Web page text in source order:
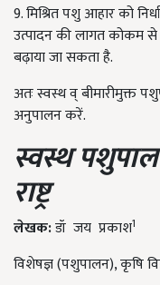
9. मिश्रित पशु आहार को
उत्पादन की लागत कोकम
बढ़ाया जा सकता है.
अतः स्वस्थ व् बीमारीमुक्त
अनुपालन करें.
स्वस्थ
राष्ट्र
लेखक:डॉ जय प्रकाश1
विशेषज्ञ (पशुपालन), कृषि